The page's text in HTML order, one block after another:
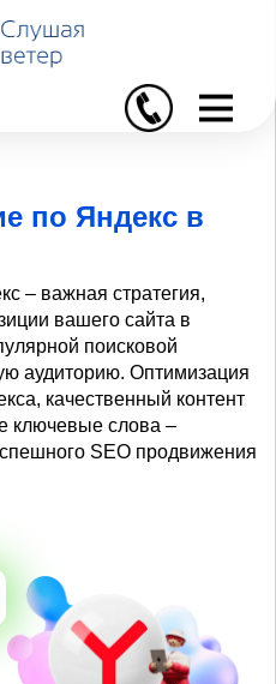
I
по Яндекс в
– важная стратегия,
вашего сайта в
поисковой
аудиторию. Оптимизация
качественный контент
ключевые слова –
SEO продвижения